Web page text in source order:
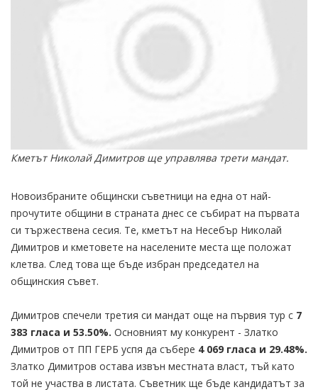
Кметът Николай Димитров ще управлява трети мандат.
Новоизбраните общински съветници на една от най-
прочутите общини в страната днес се събират на първата
си тържествена сесия. Те, кметът на Несебър Николай
Димитров и кметовете на населените места ще положат
клетва. След това ще бъде избран председател на
общинския съвет.
Димитров спечели третия си мандат още на първия тур с 7
383 гласа и 53.50%. Основният му конкурент - Златко
Димитров от ПП ГЕРБ успя да събере 4 069 гласа и 29.48%.
Златко Димитров остава извън местната власт, тъй като
той не участва в листата. Съветник ще бъде кандидатът за